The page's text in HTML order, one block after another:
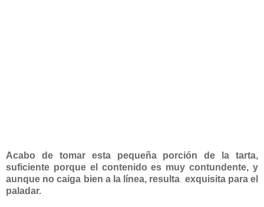
Acabo de tomar esta pequeña porción de la tarta,
suficiente porque el contenido es muy contundente, y
aunque no caiga bien a la línea, resulta exquisita para el
paladar.